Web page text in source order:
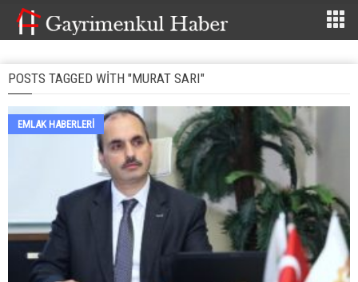
POSTS TAGGED WITH "MURAT SARI"
EMLAK HABERLERI